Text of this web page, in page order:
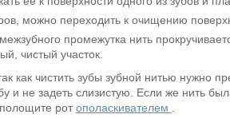
можно переходить к очищению
промежутка нить
чистый участок.
как чистить зубы зубной нитью нужно
и не задеть слизистую. Если же нить
ротополаскивателем .